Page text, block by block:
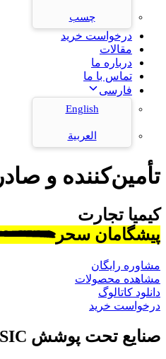
چسب
درخواست خرید
مقالات
درباره ما
تماس با ما
فارسی
English
العربية
تأمین‌کننده و
کیمیا تجارت
پیشگامان سحر
مشاوره رایگان
مشاهده محصولات
دانلود کاتالوگ
درخواست خرید
صنایع تحت پوشش KTPSIC